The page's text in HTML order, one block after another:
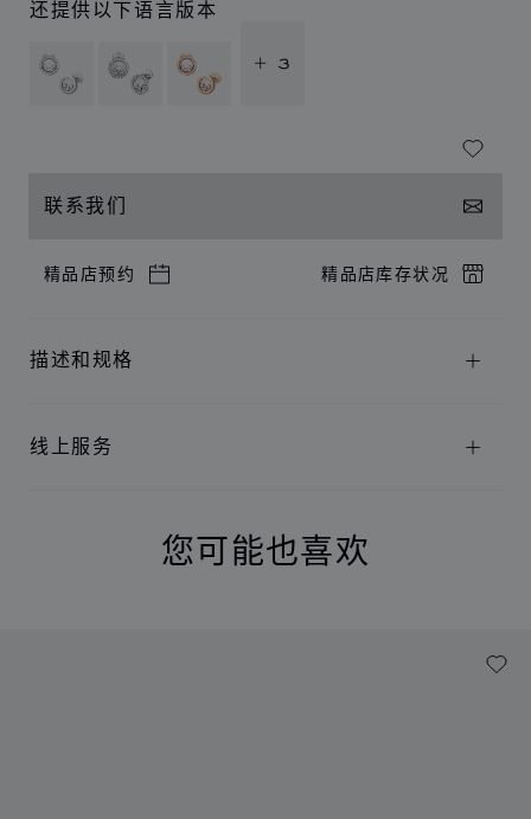
还提供以下语言版本
+ 3
联系我们
精品店预约 精品店库存状况
描述和规格
线上服务
您可能也喜欢